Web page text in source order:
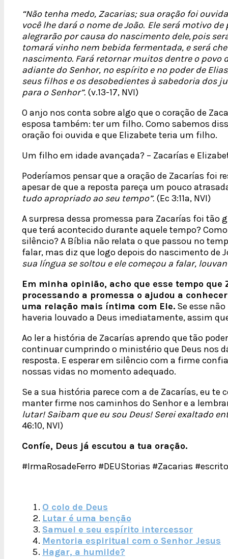
“Não tenha medo, Zacarias; sua oração foi
você lhe dará o nome de João. Ele será motivo
alegrarão por causa do nascimento dele, pois
tomará vinho nem bebida fermentada, e será
nascimento. Fará retornar muitos dentre o povo
adiante do Senhor, no espírito e no poder de
seus filhos e os desobedientes à sabedoria dos
para o Senhor”. (v.13-17, NVI)
O anjo nos conta sobre algo que o coração de
esposa também: ter um filho. Como sabemos
oração foi ouvida e que Elizabete teria um filho.
Um filho em idade avançada? – Zacarías e
Poderíamos pensar que a oração de Zacarías foi
apesar de que a reposta pareça um pouco
tudo apropriado ao seu tempo”. (Ec 3:11a, NVI)
A surpresa dessa promessa para Zacarías foi tão
que terá acontecido durante aquele tempo?
silêncio? A Bíblia não relata o que passou no
falar, mas diz que logo depois do nascimento de
sua língua se soltou e ele começou a falar,
Em minha opinião, acho que esse tempo
processando a promessa o ajudou a
uma relação mais íntima com Ele. Se esse
haveria louvado a Deus imediatamente, assim
Ao ler a história de Zacarías aprendo que tão
continuar cumprindo o ministério que Deus nos
resposta. E esperar em silêncio com a firme
nossas vidas no momento adequado.
Se a sua história parece com a de Zacarías, eu te
manter firme nos caminhos do Senhor e a
lutar! Saibam que eu sou Deus! Serei exaltado
46:10, NVI)
Confíe, Deus já escutou a tua oração.
#IrmaRosadeFerro #DEUStorias #Zacarias
O colo de Deus
Lutar é uma benção
Samuel e seu espírito intercessor
Mentoria espiritual com o Senhor Jesus
Hagar, a humilde?